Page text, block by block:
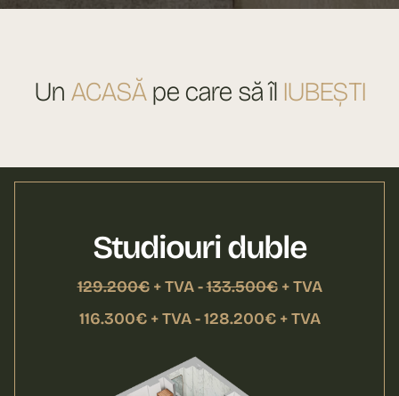
Un ACASĂpe care să îl IUBEȘTI
Studiouri duble
129.200€+ TVA -133.500€+ TVA
116.300€ + TVA - 128.200€ + TVA